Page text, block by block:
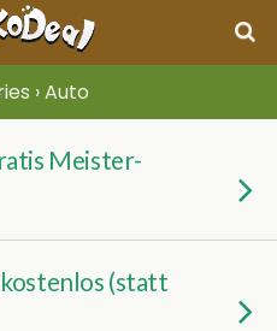
›Auto
Meister-
(statt